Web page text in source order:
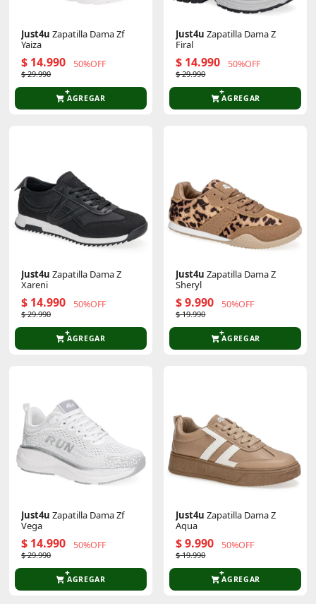
Just4u Zapatilla Dama Zf
Yaiza
$ 14.990 50%OFF
$ 29.990
AGREGAR
Just4u Zapatilla Dama Z
Firal
$ 14.990 50%OFF
$ 29.990
AGREGAR
Just4u Zapatilla Dama Z
Xareni
$ 14.990 50%OFF
$ 29.990
AGREGAR
Just4u Zapatilla Dama Z
Sheryl
$ 9.990 50%OFF
$ 19.990
AGREGAR
Just4u Zapatilla Dama Zf
Vega
$ 14.990 50%OFF
$ 29.990
AGREGAR
Just4u Zapatilla Dama Z
Aqua
$ 9.990 50%OFF
$ 19.990
AGREGAR